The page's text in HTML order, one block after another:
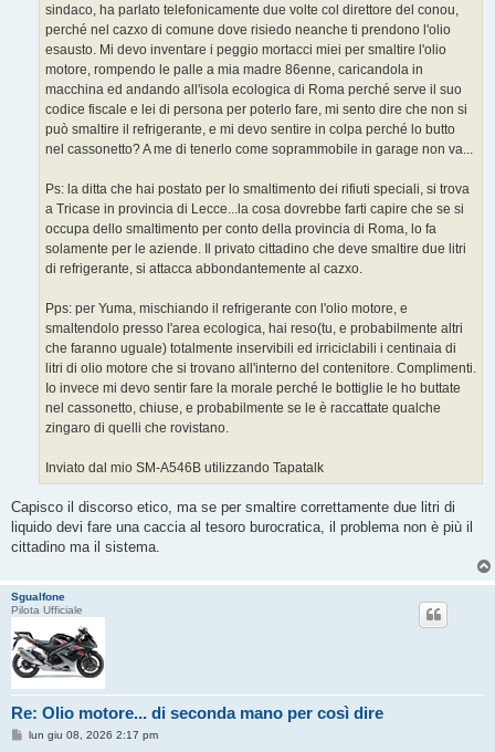
sindaco, ha parlato telefonicamente due volte col direttore del conou,
perché nel cazxo di comune dove risiedo neanche ti prendono l'olio
esausto. Mi devo inventare i peggio mortacci miei per smaltire l'olio
motore, rompendo le palle a mia madre 86enne, caricandola in
macchina ed andando all'isola ecologica di Roma perché serve il suo
codice fiscale e lei di persona per poterlo fare, mi sento dire che non si
può smaltire il refrigerante, e mi devo sentire in colpa perché lo butto
nel cassonetto? A me di tenerlo come soprammobile in garage non va...
Ps: la ditta che hai postato per lo smaltimento dei rifiuti speciali, si trova
a Tricase in provincia di Lecce...la cosa dovrebbe farti capire che se si
occupa dello smaltimento per conto della provincia di Roma, lo fa
solamente per le aziende. Il privato cittadino che deve smaltire due litri
di refrigerante, si attacca abbondantemente al cazxo.
Pps: per Yuma, mischiando il refrigerante con l'olio motore, e
smaltendolo presso l'area ecologica, hai reso(tu, e probabilmente altri
che faranno uguale) totalmente inservibili ed irriciclabili i centinaia di
litri di olio motore che si trovano all'interno del contenitore. Complimenti.
Io invece mi devo sentir fare la morale perché le bottiglie le ho buttate
nel cassonetto, chiuse, e probabilmente se le è raccattate qualche
zingaro di quelli che rovistano.
Inviato dal mio SM-A546B utilizzando Tapatalk
Capisco il discorso etico, ma se per smaltire correttamente due litri di
liquido devi fare una caccia al tesoro burocratica, il problema non è più il
cittadino ma il sistema.
Sgualfone
Pilota Ufficiale
Re: Olio motore... di seconda mano per così dire
Mlun giu 08, 2026 2:17 pm